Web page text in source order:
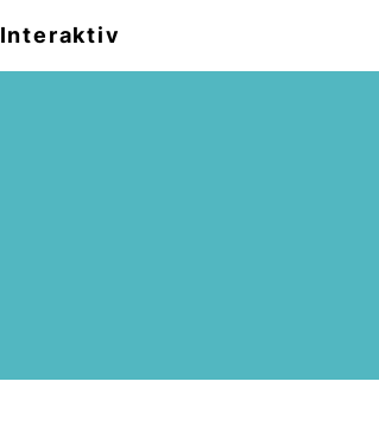
Interaktiv